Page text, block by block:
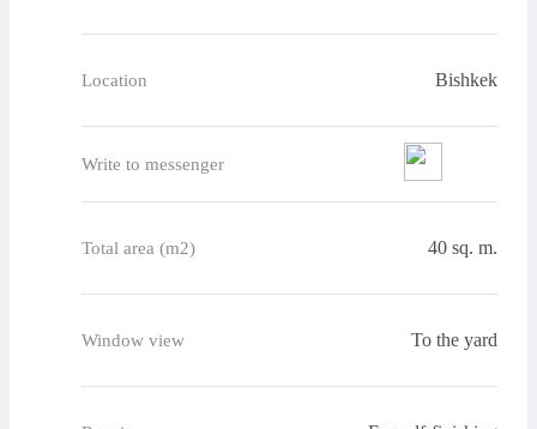
Location Bishkek
Write to messenger
Total area (m2) 40 sq. m.
Window view To the yard